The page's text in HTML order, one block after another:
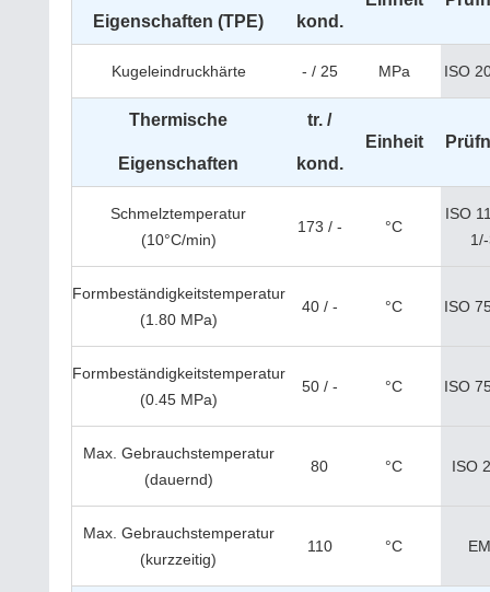
Eigenschaften (TPE) kond.
Kugeleindruckhärte - / 25 MPa ISO
Thermische
Eigenschaften
tr. /
kond.
Einheit
Schmelztemperatur
(10°C/min)
173 / - °C
ISO
Formbeständigkeitstemperatur
(1.80 MPa)
40 / - °C ISO
Formbeständigkeitstemperatur
(0.45 MPa)
50 / - °C ISO
Max. Gebrauchstemperatur
(dauernd)
80 °C ISO
Max. Gebrauchstemperatur
(kurzzeitig)
110 °C